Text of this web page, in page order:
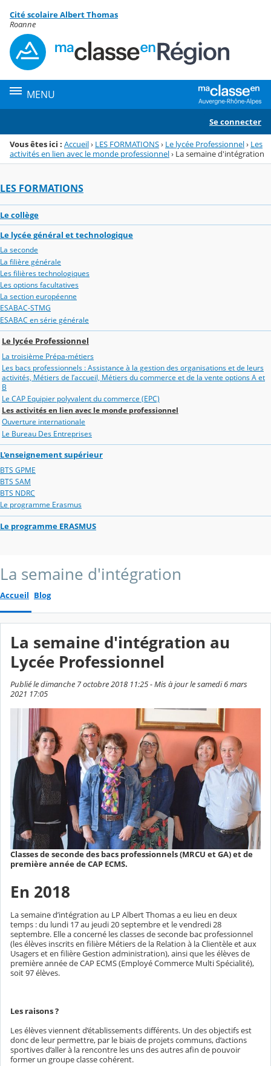
Menu de la rubrique
Contenu
Cité scolaire Albert Thomas
Roanne
MENU
Se connecter
Vous êtes ici : Accueil› LES FORMATIONS› Le lycée Professionnel› Les
activités en lien avec le monde professionnel› La semaine d'intégration
LES FORMATIONS
Le collège
Le lycée général et technologique
La seconde
La filière générale
Les filières technologiques
Les options facultatives
La section européenne
ESABAC-STMG
ESABAC en série générale
Le lycée Professionnel
La troisième Prépa-métiers
Les bacs professionnels : Assistance à la gestion des organisations et de leurs
activités, Métiers de l’accueil, Métiers du commerce et de la vente options A et
B
Le CAP Equipier polyvalent du commerce (EPC)
Les activités en lien avec le monde professionnel
Ouverture internationale
Le Bureau Des Entreprises
L'enseignement supérieur
BTS GPME
BTS SAM
BTS NDRC
Le programme Erasmus
Le programme ERASMUS
La semaine d'intégration
Accueil Blog
La semaine d'intégration au
Lycée Professionnel
Publié le dimanche 7 octobre 2018 11:25 - Mis à jour le samedi 6 mars
2021 17:05
Classes de seconde des bacs professionnels (MRCU et GA) et de
première année de CAP ECMS.
En 2018
La semaine d’intégration au LP Albert Thomas a eu lieu en deux
temps : du lundi 17 au jeudi 20 septembre et le vendredi 28
septembre. Elle a concerné les classes de seconde bac professionnel
(les élèves inscrits en filière Métiers de la Relation à la Clientèle et aux
Usagers et en filière Gestion administration), ainsi que les élèves de
première année de CAP ECMS (Employé Commerce Multi Spécialité),
soit 97 élèves.
Les raisons ?
Les élèves viennent d’établissements différents. Un des objectifs est
donc de leur permettre, par le biais de projets communs, d’actions
sportives d’aller à la rencontre les uns des autres afin de pouvoir
former un groupe classe cohérent.